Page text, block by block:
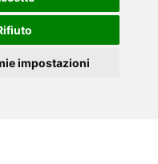
impostazioni
Sioux City, IA?
Baltimora, MD